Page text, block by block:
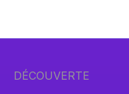
DÉCOUVERTE